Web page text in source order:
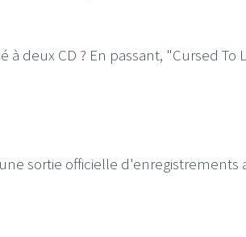
deux CD ? En passant, "Cursed To
sortie officielle d'enregistrements